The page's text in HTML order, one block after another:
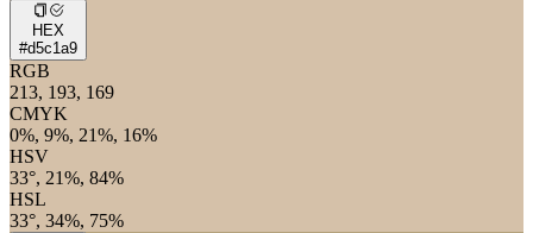
HEX
#d5c1a9
RGB
213, 193, 169
CMYK
0%, 9%, 21%, 16%
HSV
33°, 21%, 84%
HSL
33°, 34%, 75%